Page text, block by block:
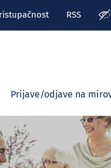
RSS
Prijave/odjave na